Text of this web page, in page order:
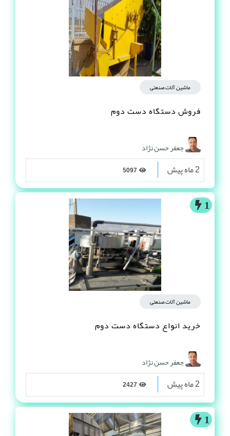
ماشین آلات صنعتی
فروش دستگاه دست دوم
جعفر حسن نژاد
2 ماه پیش
1
ماشین آلات صنعتی
خرید انواع دستگاه دست دوم
جعفر حسن نژاد
2 ماه پیش
1